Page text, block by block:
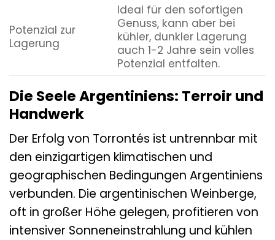
Potenzial zur
Lagerung
Ideal für den sofortigen
Genuss, kann aber bei
kühler, dunkler Lagerung
auch 1-2 Jahre sein volles
Potenzial entfalten.
Die Seele Argentiniens: Terroir und
Handwerk
Der Erfolg von Torrontés ist untrennbar mit
den einzigartigen klimatischen und
geographischen Bedingungen Argentiniens
verbunden. Die argentinischen Weinberge,
oft in großer Höhe gelegen, profitieren von
intensiver Sonneneinstrahlung und kühlen